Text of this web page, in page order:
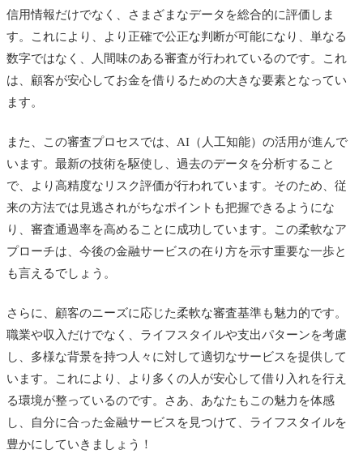
信用情報だけでなく、さまざまなデータを総合的に評価しま
す。これにより、より正確で公正な判断が可能になり、単なる
数字ではなく、人間味のある審査が行われているのです。これ
は、顧客が安心してお金を借りるための大きな要素となってい
ます。
また、この審査プロセスでは、AI（人工知能）の活用が進んで
います。最新の技術を駆使し、過去のデータを分析すること
で、より高精度なリスク評価が行われています。そのため、従
来の方法では見逃されがちなポイントも把握できるようにな
り、審査通過率を高めることに成功しています。この柔軟なア
プローチは、今後の金融サービスの在り方を示す重要な一歩と
も言えるでしょう。
さらに、顧客のニーズに応じた柔軟な審査基準も魅力的です。
職業や収入だけでなく、ライフスタイルや支出パターンを考慮
し、多様な背景を持つ人々に対して適切なサービスを提供して
います。これにより、より多くの人が安心して借り入れを行え
る環境が整っているのです。さあ、あなたもこの魅力を体感
し、自分に合った金融サービスを見つけて、ライフスタイルを
豊かにしていきましょう！